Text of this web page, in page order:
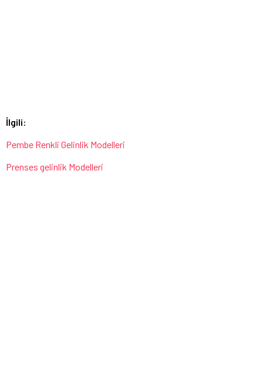
İlgili:
Pembe Renkli Gelinlik Modelleri
Prenses gelinlik Modelleri